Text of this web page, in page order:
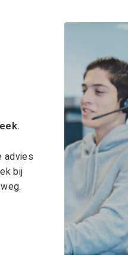
advies
bij